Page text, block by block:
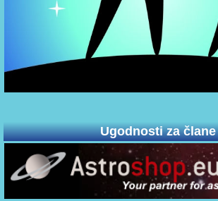
Ugodnosti za člane